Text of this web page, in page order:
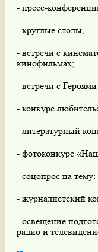
- пресс-
- круглые столы,
- встречи с
кинофильмах;
- встречи с
- конкурс
- литературный
- фотоконкурс
- соцопрос на
- журналистский
- освещение
радио и